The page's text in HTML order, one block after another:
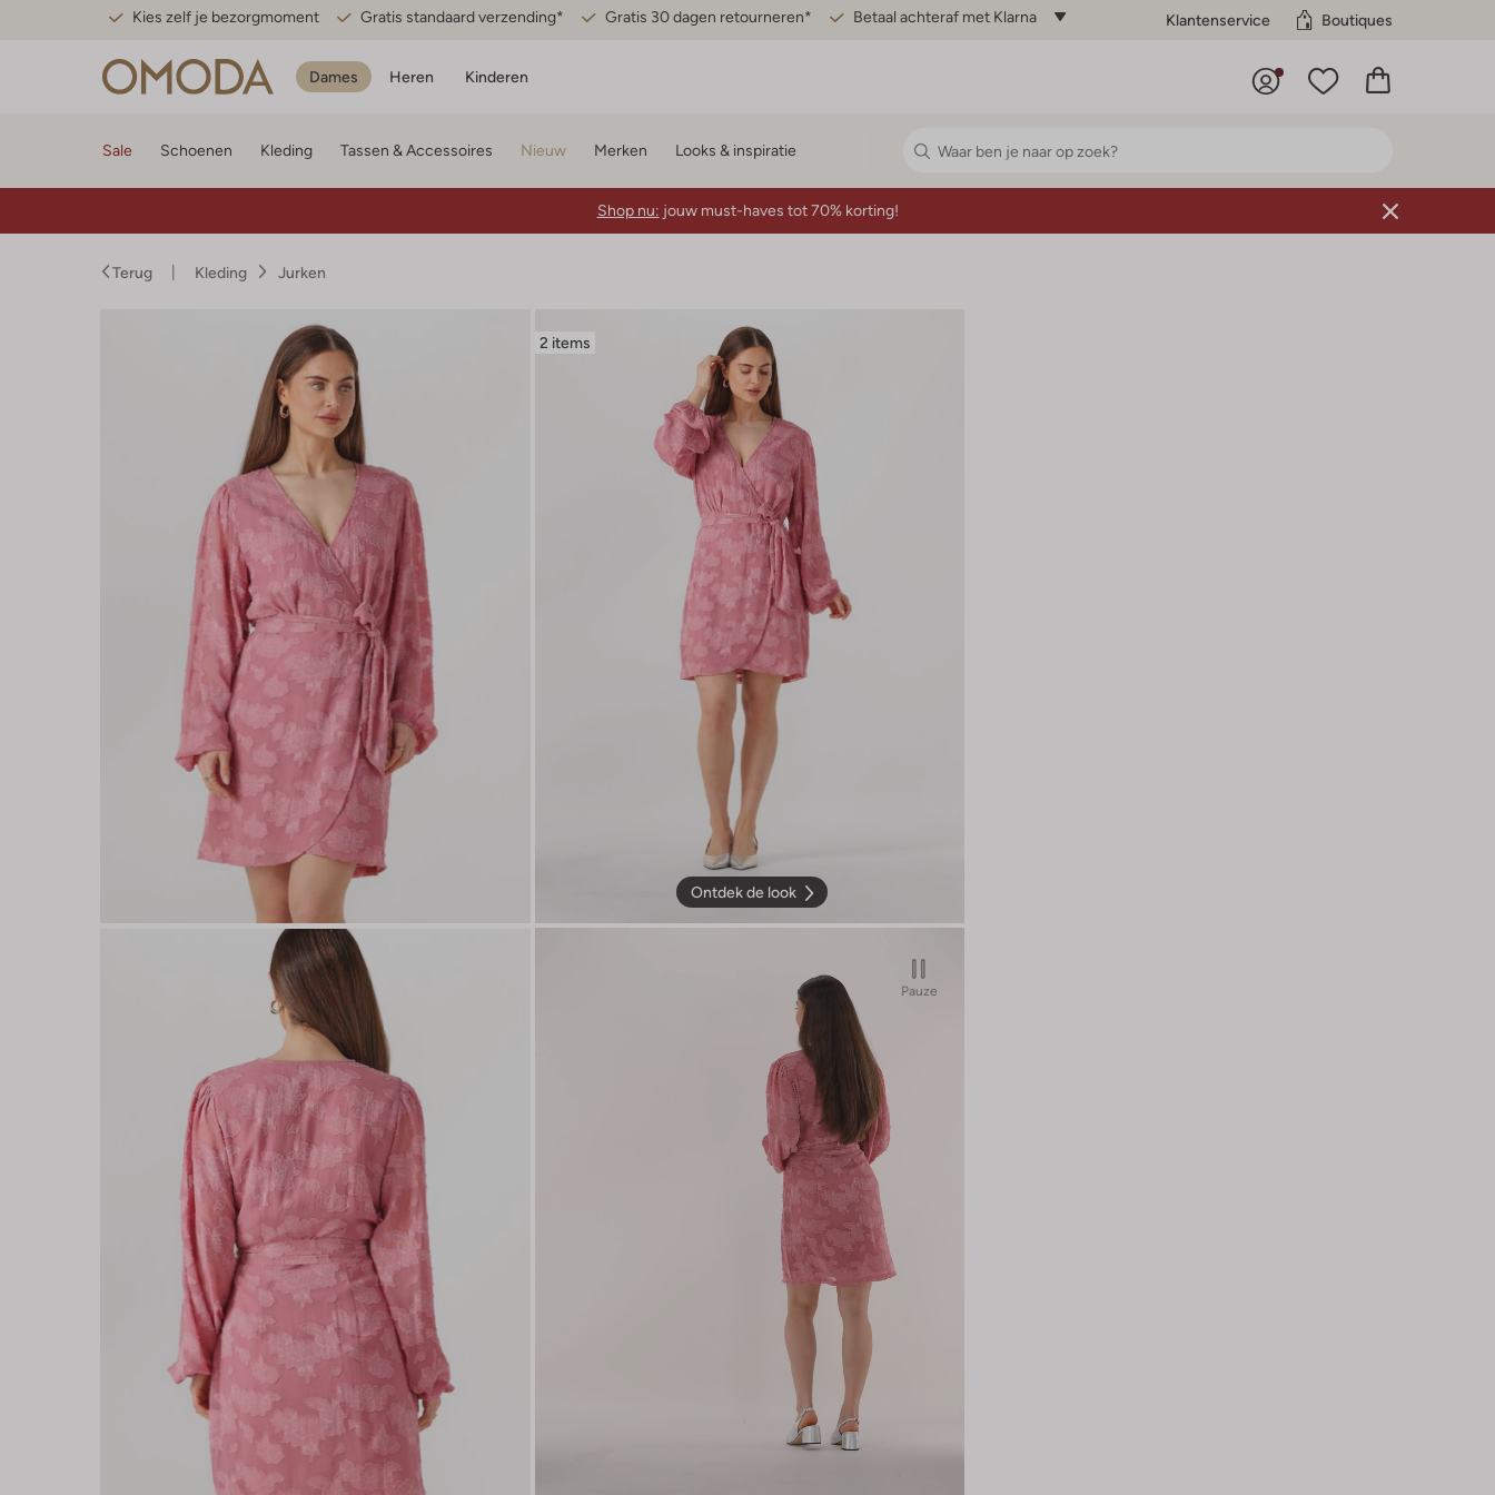
Kies zelf je bezorgmoment Gratis standaard verzending* Gratis 30 dagen retourneren* Betaal achteraf met Klarna Klantenservice Boutiques
Dames Heren Kinderen
Sale Schoenen Kleding Tassen & Accessoires Nieuw Merken Looks & inspiratie
Shop nu: jouw must-haves tot 70% korting!
Terug Kleding Jurken
2 items
Ontdek de look
Pauze